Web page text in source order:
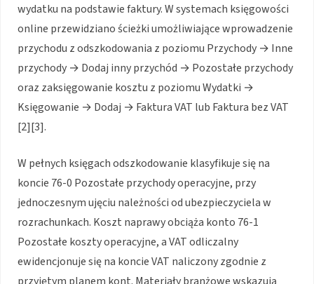
wydatku na podstawie faktury. W systemach księgowości
online przewidziano ścieżki umożliwiające wprowadzenie
przychodu z odszkodowania z poziomu Przychody → Inne
przychody → Dodaj inny przychód → Pozostałe przychody
oraz zaksięgowanie kosztu z poziomu Wydatki →
Księgowanie → Dodaj → Faktura VAT lub Faktura bez VAT
[2][3].
W pełnych księgach odszkodowanie klasyfikuje się na
koncie 76-0 Pozostałe przychody operacyjne, przy
jednoczesnym ujęciu należności od ubezpieczyciela w
rozrachunkach. Koszt naprawy obciąża konto 76-1
Pozostałe koszty operacyjne, a VAT odliczalny
ewidencjonuje się na koncie VAT naliczony zgodnie z